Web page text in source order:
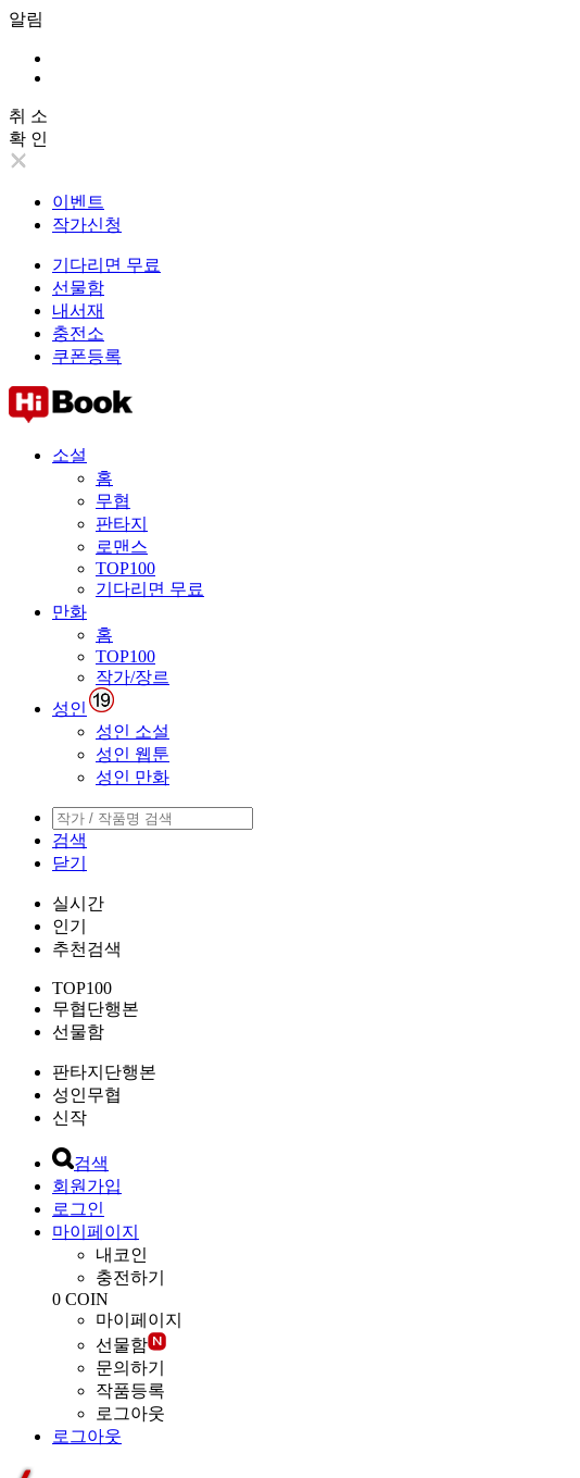
알림
취 소
확 인
이벤트
작가신청
기다리면 무료
선물함
내서재
충전소
쿠폰등록
소설
홈
무협
판타지
로맨스
TOP100
기다리면 무료
만화
홈
TOP100
작가/장르
성인
성인 소설
성인 웹툰
성인 만화
검색
닫기
실시간
인기
추천검색
TOP100
무협단행본
선물함
판타지단행본
성인무협
신작
검색
회원가입
로그인
마이페이지
내코인
충전하기
0 COIN
마이페이지
선물함
문의하기
작품등록
로그아웃
로그아웃